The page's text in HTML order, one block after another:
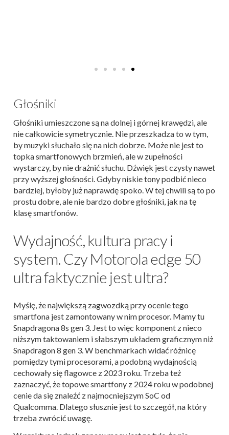
Głośniki
Głośniki umieszczone są na dolnej i górnej krawędzi, ale
nie całkowicie symetrycznie. Nie przeszkadza to w tym,
by muzyki słuchało się na nich dobrze. Może nie jest to
topka smartfonowych brzmień, ale w zupełności
wystarczy, by nie drażnić słuchu. Dźwięk jest czysty nawet
przy wyższej głośności. Gdyby niskie tony podbić nieco
bardziej, byłoby już naprawdę spoko. W tej chwili są to po
prostu dobre, ale nie bardzo dobre głośniki, jak na tę
klasę smartfonów.
Wydajność, kultura pracy i
system. Czy Motorola edge 50
ultra faktycznie jest ultra?
Myślę, że największą zagwozdką przy ocenie tego
smartfona jest zamontowany w nim procesor. Mamy tu
Snapdragona 8s gen 3. Jest to więc komponent z nieco
niższym taktowaniem i słabszym układem graficznym niż
Snapdragon 8 gen 3. W benchmarkach widać różnicę
pomiędzy tymi procesorami, a podobną wydajnością
cechowały się flagowce z 2023 roku. Trzeba też
zaznaczyć, że topowe smartfony z 2024 roku w podobnej
cenie da się znaleźć z najmocniejszym SoC od
Qualcomma. Dlatego słusznie jest to szczegół, na który
trzeba zwrócić uwagę.